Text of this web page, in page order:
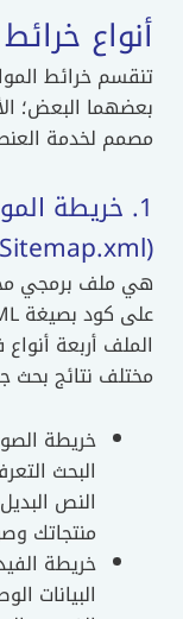
أنواع
تنقسم خرائط
بعضهما البعض؛
مصمم لخدمة
1. خريطة
(Sitemap.xml)
هي ملف برمجي
الملف أربعة
مختلف نتائج بحث
البحث
النص
منتجاتك
البيانات